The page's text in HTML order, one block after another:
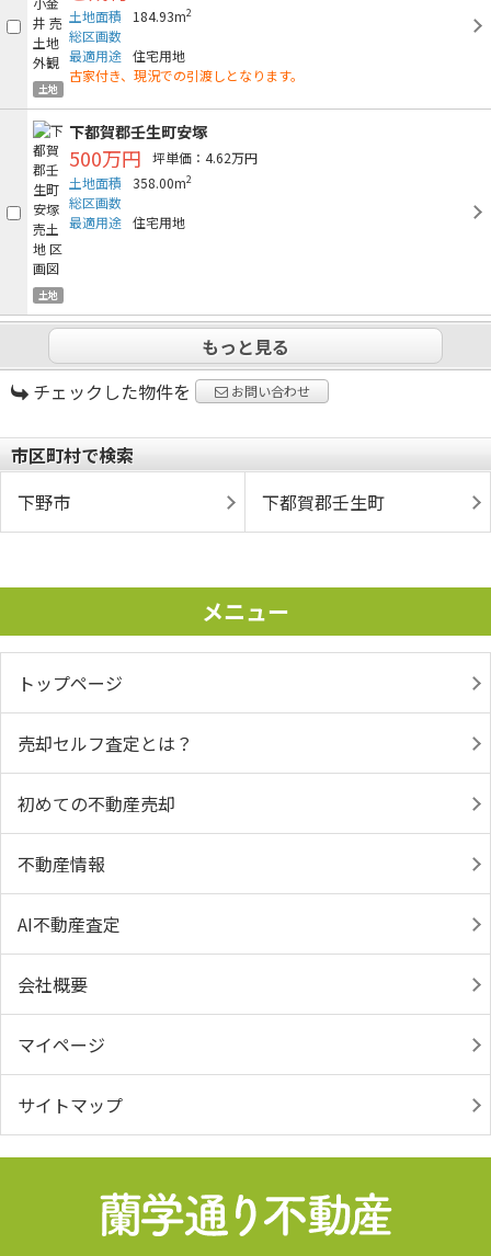
土地
土地面積 184.93m2
総区画数
最適用途 住宅用地
古家付き、現況での引渡しとなります。
土地
下都賀郡壬生町安塚
500万円
坪単価：4.62万円
土地面積
358.00m2
総区画数
最適用途 住宅用地
もっと見る
チェックした物件を
お問い合わせ
市区町村で検索
下野市
下都賀郡壬生町
メニュー
トップページ
売却セルフ査定とは？
初めての不動産売却
不動産情報
AI不動産査定
会社概要
マイページ
サイトマップ